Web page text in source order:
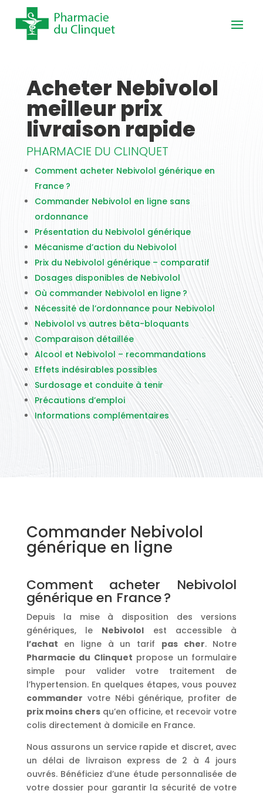
Acheter Nebivolol
meilleur prix
livraison rapide
PHARMACIE DU CLINQUET
Comment acheter Nebivolol générique en
France ?
Commander Nebivolol en ligne sans
ordonnance
Présentation du Nebivolol générique
Mécanisme d’action du Nebivolol
Prix du Nebivolol générique – comparatif
Dosages disponibles de Nebivolol
Où commander Nebivolol en ligne ?
Nécessité de l’ordonnance pour Nebivolol
Nebivolol vs autres bêta-bloquants
Comparaison détaillée
Alcool et Nebivolol – recommandations
Effets indésirables possibles
Surdosage et conduite à tenir
Précautions d’emploi
Informations complémentaires
Commander Nebivolol
générique en ligne
Comment acheter Nebivolol
générique en France ?
Depuis la mise à disposition des versions
génériques, le Nebivolol est accessible à
l’achat en ligne à un tarif pas cher. Notre
Pharmacie du Clinquet propose un formulaire
simple pour valider votre traitement de
l’hypertension. En quelques étapes, vous pouvez
commander votre Nébi générique, profiter de
prix moins chersqu’en officine, et recevoir votre
colis directement à domicile en France.
Nous assurons un service rapide et discret, avec
un délai de livraison express de 2 à 4 jours
ouvrés. Bénéficiez d’une étude personnalisée de
votre dossier pour garantir la sécurité de votre